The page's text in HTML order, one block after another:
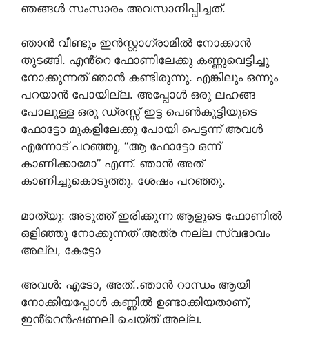
ഞങ്ങൾ സംസാരം അവസാനിപ്പിച്ചത്.
ഞാൻ വീണ്ടും ഇൻസ്റ്റാഗ്രാമിൽ നോക്കാൻ
തുടങ്ങി. എൻ്റെ ഫോണിലേക്കു കണ്ണുവെട്ടിച്ചു
നോക്കുന്നത് ഞാൻ കണ്ടിരുന്നു. എങ്കിലും ഒന്നും
പറയാൻ പോയില്ല. അപ്പോൾ ഒരു ലഹങ്ങ
പോലുള്ള ഒരു ഡ്രസ്സ് ഇട്ട പെൺകുട്ടിയുടെ
ഫോട്ടോ മുകളിലേക്കു പോയി പെട്ടന്ന് അവൾ
എന്നോട് പറഞ്ഞു, “ആ ഫോട്ടോ ഒന്ന്
കാണിക്കാമോ” എന്ന്. ഞാൻ അത്
കാണിച്ചുകൊടുത്തു. ശേഷം പറഞ്ഞു.
മാത്യു: അടുത്ത് ഇരിക്കുന്ന ആളുടെ ഫോണിൽ
ഒളിഞ്ഞു നോക്കുന്നത് അത്ര നല്ല സ്വഭാവം
അല്ല, കേട്ടോ
അവൾ: എടോ, അത്..ഞാൻ റാന്ധം ആയി
നോക്കിയപ്പോൾ കണ്ണിൽ ഉണ്ടാക്കിയതാണ്,
ഇൻ്റെൻഷണലി ചെയ്ത് അല്ല.